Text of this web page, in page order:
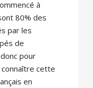
à
80% des
par les
de
pour
connaître cette
en